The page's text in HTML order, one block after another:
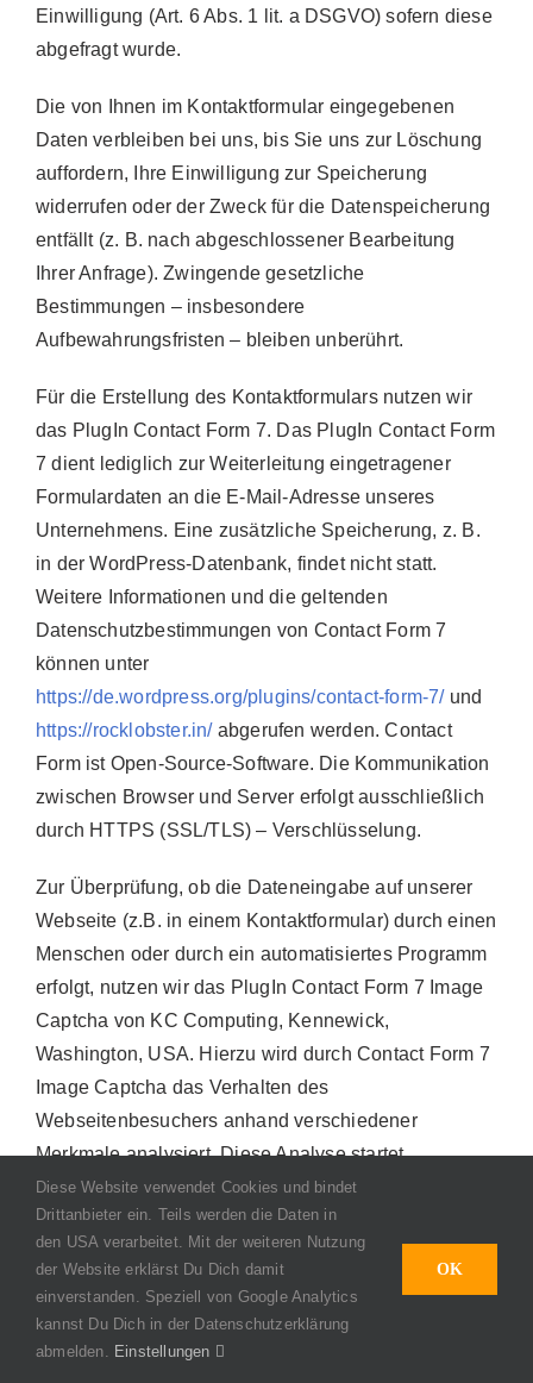
Einwilligung (Art. 6 Abs. 1 lit. a DSGVO) sofern diese
abgefragt wurde.
Die von Ihnen im Kontaktformular eingegebenen
Daten verbleiben bei uns, bis Sie uns zur Löschung
auffordern, Ihre Einwilligung zur Speicherung
widerrufen oder der Zweck für die Datenspeicherung
entfällt (z. B. nach abgeschlossener Bearbeitung
Ihrer Anfrage). Zwingende gesetzliche
Bestimmungen – insbesondere
Aufbewahrungsfristen – bleiben unberührt.
Für die Erstellung des Kontaktformulars nutzen wir
das PlugIn Contact Form 7. Das PlugIn Contact Form
7 dient lediglich zur Weiterleitung eingetragener
Formulardaten an die E-Mail-Adresse unseres
Unternehmens. Eine zusätzliche Speicherung, z. B.
in der WordPress-Datenbank, findet nicht statt.
Weitere Informationen und die geltenden
Datenschutzbestimmungen von Contact Form 7
können unter
https://de.wordpress.org/plugins/contact-form-7/und
https://rocklobster.in/abgerufen werden. Contact
Form ist Open-Source-Software. Die Kommunikation
zwischen Browser und Server erfolgt ausschließlich
durch HTTPS (SSL/TLS) – Verschlüsselung.
Zur Überprüfung, ob die Dateneingabe auf unserer
Webseite (z.B. in einem Kontaktformular) durch einen
Menschen oder durch ein automatisiertes Programm
erfolgt, nutzen wir das PlugIn Contact Form 7 Image
Captcha von KC Computing, Kennewick,
Washington, USA. Hierzu wird durch Contact Form 7
Image Captcha das Verhalten des
Webseitenbesuchers anhand verschiedener
Merkmale analysiert. Diese Analyse startet
automatisch, sobald der Webseitenbesucher die
Webseite betritt. Zur Analyse wertet Contact Form 7
Image Captcha verschiedene Informationen aus.
Diese Contact Form 7 Image Captcha-Analysen
laufen dabei vollständig im Hintergrund ab.
Webseitenbesucher werden nicht explizit darauf
Diese Website verwendet Cookies und bindet
Drittanbieter ein. Teils werden die Daten in
den USA verarbeitet. Mit der weiteren Nutzung
der Website erklärst Du Dich damit
einverstanden. Speziell von Google Analytics
kannst Du Dich in der Datenschutzerklärung
abmelden. Einstellungen
OK